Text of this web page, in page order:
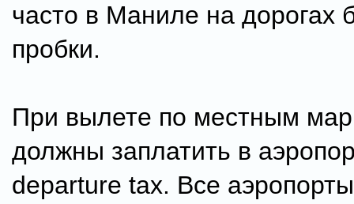
часто в Маниле на дорогах
пробки.
При вылете по местным
должны заплатить в
departure taх. Все